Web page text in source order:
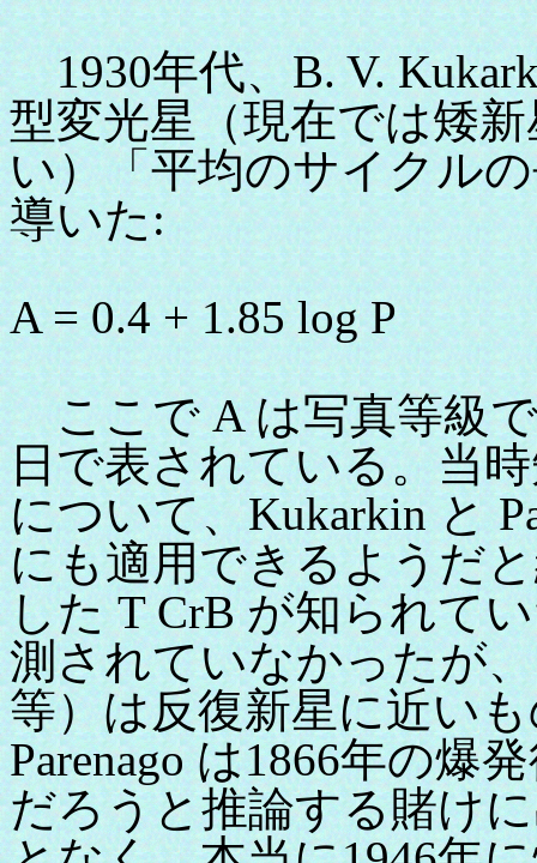
1930年代、B. V.
型変光星（現在では矮
い）「平均のサイクル
導いた:
A = 0.4 + 1.85 log P
ここで A は写真等級で
日で表されている。当
について、Kukarkin と
にも適用できるようだ
した T CrB が知られて
測されていなかったが
等）は反復新星に近い
Parenago は1866年の爆
だろうと推論する賭け